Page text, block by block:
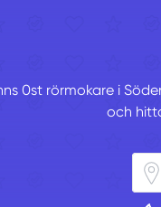
0st rörmokare i
och